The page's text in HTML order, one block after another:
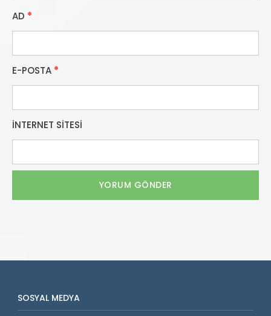
AD *
E-POSTA *
İNTERNET SITESI
SOSYAL MEDYA